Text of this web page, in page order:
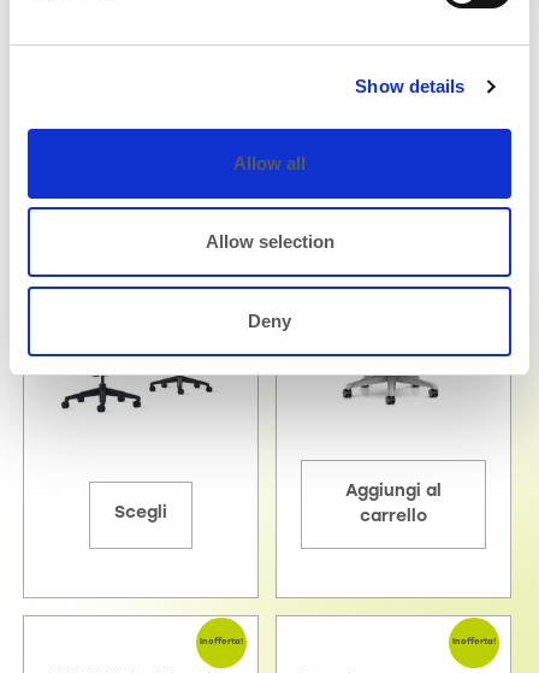
Show details
Allow all
Allow selection
Deny
3.494,00€
Scegli
1.970,00€
Aggiungi al
carrello
In offerta! In offerta!